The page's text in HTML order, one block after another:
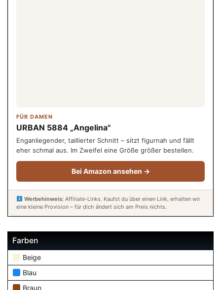
FÜR DAMEN
URBAN 5884 „Angelina"
Enganliegender, taillierter Schnitt – sitzt figurnah und fällt
eher schmal aus. Im Zweifel eine Größe größer bestellen.
Bei Amazon ansehen →
Werbehinweis:Affiliate-Links. Kaufst du über einen Link, erhalten wir
eine kleine Provision – für dich ändert sich am Preis nichts.
Farben
Beige
Blau
Braun